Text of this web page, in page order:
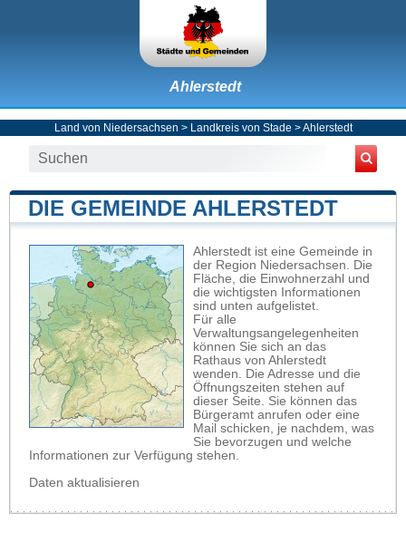
Ahlerstedt
Land von Niedersachsen > Landkreis von Stade >Ahlerstedt
DIE GEMEINDE AHLERSTEDT
Ahlerstedt ist eine Gemeinde in
der Region Niedersachsen. Die
Fläche, die Einwohnerzahl und
die wichtigsten Informationen
sind unten aufgelistet.
Für alle
Verwaltungsangelegenheiten
können Sie sich an das
Rathaus von Ahlerstedt
wenden. Die Adresse und die
Öffnungszeiten stehen auf
dieser Seite. Sie können das
Bürgeramt anrufen oder eine
Mail schicken, je nachdem, was
Sie bevorzugen und welche
Informationen zur Verfügung stehen.
Daten aktualisieren